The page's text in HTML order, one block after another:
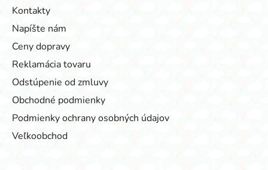
Kontakty
Napíšte nám
Ceny dopravy
Reklamácia tovaru
Odstúpenie od zmluvy
Obchodné podmienky
Podmienky ochrany osobných údajov
Veľkoobchod